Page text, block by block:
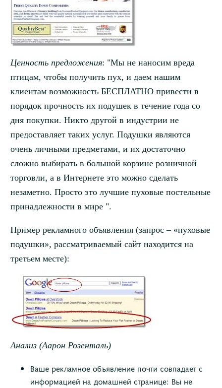
Ценность предложения: "Мы не наносим вреда
птицам, чтобы получить пух, и даем нашим
клиентам возможность БЕСПЛАТНО привести в
порядок прочность их подушек в течение года со
дня покупки. Никто другой в индустрии не
предоставляет таких услуг. Подушки являются
очень личными предметами, и их достаточно
сложно выбирать в большой корзине розничной
торговли, а в Интернете это можно сделать
незаметно. Просто это лучшие пуховые постельные
принадлежности в мире ".
Пример рекламного объявления (запрос – «пуховые
подушки», рассматриваемый сайт находится на
третьем месте):
Анализ (Аарон Розенталь)
Ваше рекламное объявление почти совпадает с
информацией на домашней странице: Вы не